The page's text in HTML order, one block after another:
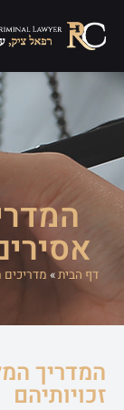
דף הבית»
המדריך
זכויותיהם